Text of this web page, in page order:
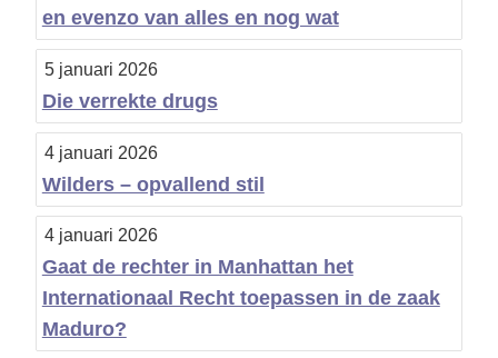
en evenzo van alles en nog wat
Die verrekte drugs
5 januari 2026
Wilders – opvallend stil
4 januari 2026
Gaat de rechter in Manhattan het
Internationaal Recht toepassen in de zaak
Maduro?
4 januari 2026